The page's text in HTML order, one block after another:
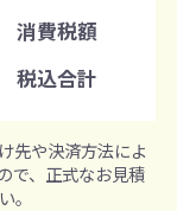
プルは各色3個まで
消費税額
税込合計
先や決済方法によ
で、正式なお見積
。